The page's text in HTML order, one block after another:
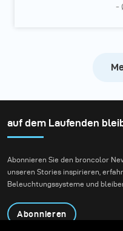
-
auf dem Laufenden
Abonnieren Sie den broncolor
unseren Stories inspirieren,
Beleuchtungssysteme und
Abonnieren